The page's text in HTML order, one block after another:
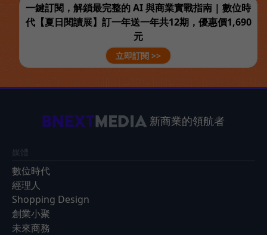
一鍵訂閱，解鎖最完整的 AI 與商業實戰指南 | 數位時
代【夏日閱讀展】訂一年送一年共12期，優惠價1,690
元
立即訂閱 >>
新商業的領航者
媒體
數位時代
經理人
Shopping Design
創業小聚
未來商務